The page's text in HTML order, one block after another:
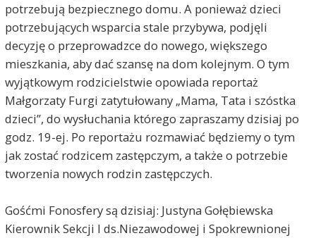
potrzebują bezpiecznego domu. A ponieważ dzieci
potrzebujących wsparcia stale przybywa, podjęli
decyzję o przeprowadzce do nowego, większego
mieszkania, aby dać szansę na dom kolejnym. O tym
wyjątkowym rodzicielstwie opowiada reportaż
Małgorzaty Furgi zatytułowany „Mama, Tata i szóstka
dzieci”, do wysłuchania którego zapraszamy dzisiaj po
godz. 19-ej. Po reportażu rozmawiać będziemy o tym
jak zostać rodzicem zastępczym, a także o potrzebie
tworzenia nowych rodzin zastępczych.
Gośćmi Fonosfery są dzisiaj: Justyna Gołębiewska
Kierownik Sekcji I ds.Niezawodowej i Spokrewnionej